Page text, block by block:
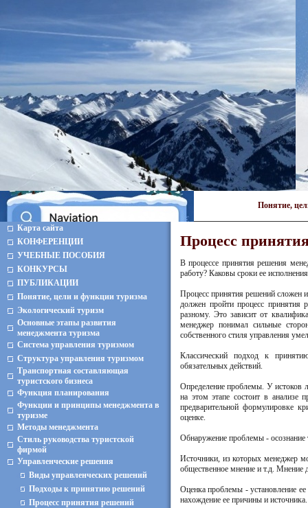
Понятие,
Карта сайта
КОНФЕРЕНЦИИ
УЧЕБНЫЕ ПОСОБИЯ
КОНКУРСЫ
ПУБЛИКАЦИИ
Понятие, цели и функции туризма
Экологический туризм
Основные этапы развития
менеджмента туризма
Система управления туризмом
Структура управления туризмом
Транспортная составляющая
туристского бизнеса
Функция планирования
Функции и принципы менеджмента в
туризме
Методы менеджмента
Стиль руководства туристской
фирмой
Управленческие решения
Виды управленческих решений
Подходы к принятию решений
Процесс принятия решений
Процесс
В процессе принятия решения
работу? Каковы сроки ее
Процесс принятия решений сложен
должен пройти процесс принятия
разному. Это зависит от
менеджер понимал сильные
собственного стиля управления
Классический подход к
обязательных действий.
Определение проблемы. У истоков
на этом этапе состоит в анализе
предварительной формулировке
оценке.
Обнаружение проблемы - осознание
Источники, из которых менеджер
общественное мнение и т.д.
Оценка проблемы - установление
нахождение ее причины и